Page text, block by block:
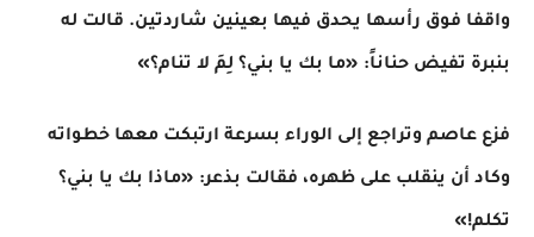
واقفا فوق رأسها يحدق فيها بعينين شاردتين. قالت له
بنبرة تفيض حناناً: «ما بك يا بني؟ لِمَ لا تنام؟»
فزع عاصم وتراجع إلى الوراء بسرعة ارتبكت معها خطواته
وكاد أن ينقلب على ظهره، فقالت بذعر: «ماذا بك يا بني؟
تكلم!»